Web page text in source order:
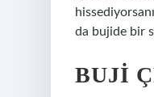
da bujide bir
BUJI